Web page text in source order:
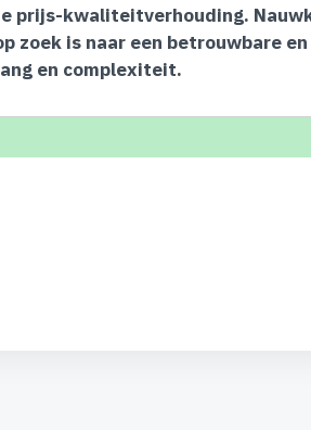
kwaliteitverhouding.
zoek is naar een betrouwbare
en complexiteit.